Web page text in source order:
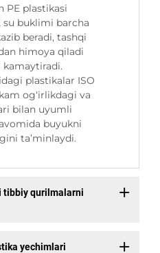
PE plastikasi
buklimi barcha
beradi, tashqi
himoya qiladi
plastikalar ISO
og‘irlikdagi va
bilan uyumli
buyukni
ta’minlaydi.
tibbiy qurilmalarni
yechimlari